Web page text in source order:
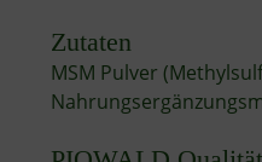
Zutaten
MSM Pulver